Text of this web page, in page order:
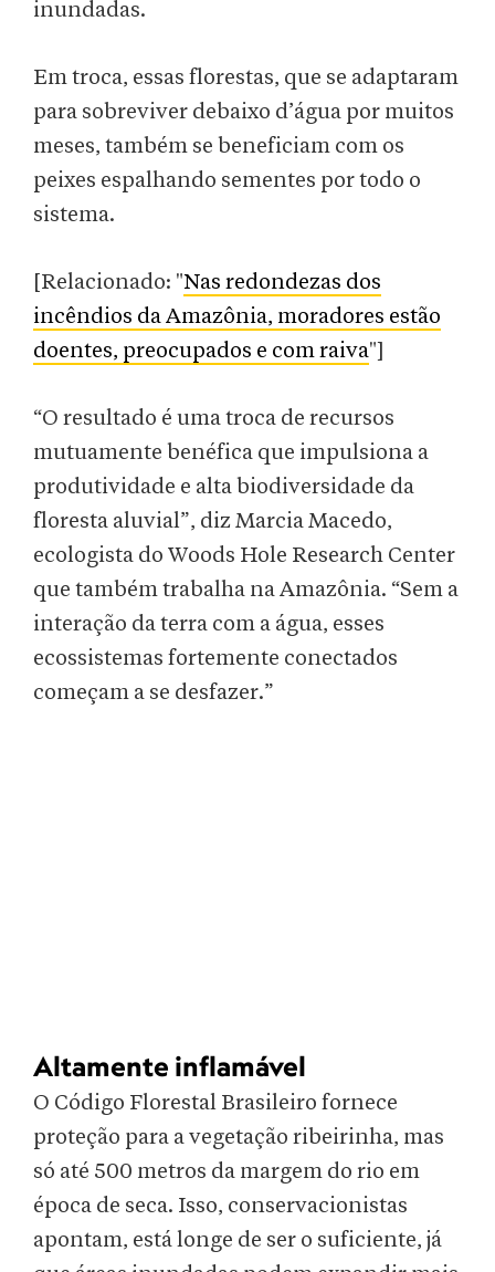
inundadas.
Em troca, essas florestas, que se adaptaram
para sobreviver debaixo d’água por muitos
meses, também se beneficiam com os
peixes espalhando sementes por todo o
sistema.
[Relacionado: "Nas redondezas dos
incêndios da Amazônia, moradores estão
doentes, preocupados e com raiva"]
“O resultado é uma troca de recursos
mutuamente benéfica que impulsiona a
produtividade e alta biodiversidade da
floresta aluvial”, diz Marcia Macedo,
ecologista do Woods Hole Research Center
que também trabalha na Amazônia. “Sem a
interação da terra com a água, esses
ecossistemas fortemente conectados
começam a se desfazer.”
Altamente inflamável
O Código Florestal Brasileiro fornece
proteção para a vegetação ribeirinha, mas
só até 500 metros da margem do rio em
época de seca. Isso, conservacionistas
apontam, está longe de ser o suficiente, já